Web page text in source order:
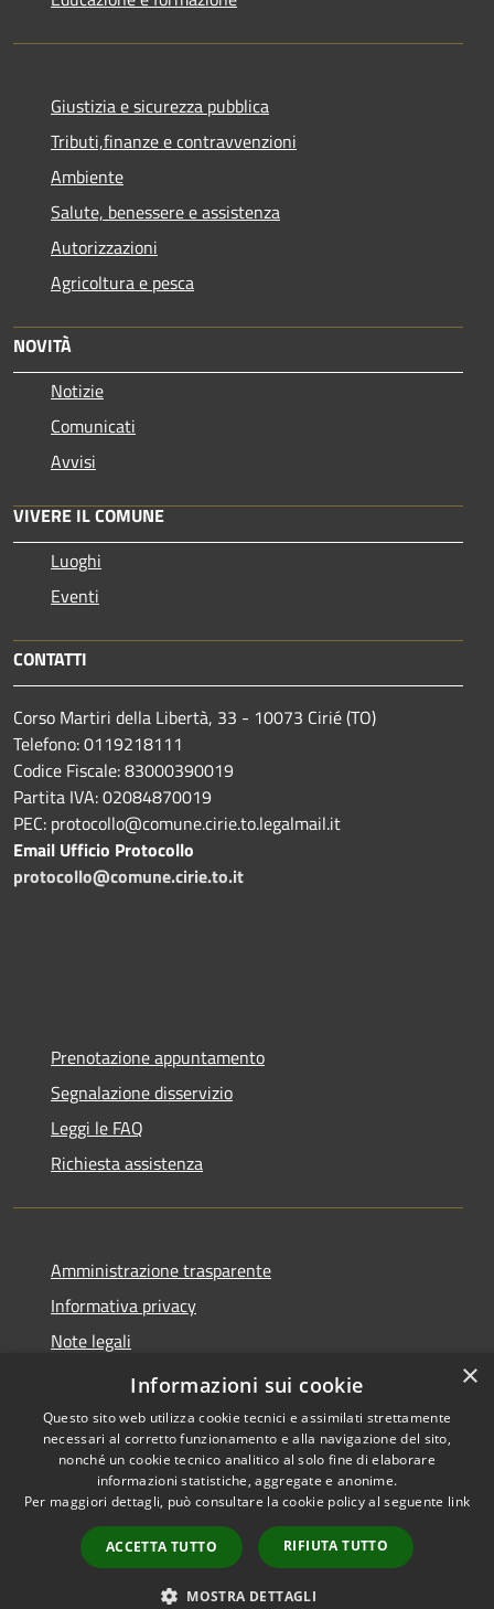
Giustizia e sicurezza pubblica
Tributi,finanze e contravvenzioni
Ambiente
Salute, benessere e assistenza
Autorizzazioni
Agricoltura e pesca
NOVITÀ
Notizie
Comunicati
Avvisi
VIVERE IL COMUNE
Luoghi
Eventi
CONTATTI
Corso Martiri della Libertà, 33 - 10073 Cirié (TO)
Telefono: 0119218111
Codice Fiscale: 83000390019
Partita IVA: 02084870019
PEC: protocollo@comune.cirie.to.legalmail.it
Email Ufficio Protocollo
protocollo@comune.cirie.to.it
Prenotazione appuntamento
Segnalazione disservizio
Leggi le FAQ
Richiesta assistenza
Amministrazione trasparente
Informativa privacy
Note legali
Dichiarazione di accessibilità
Accessibilità
Copyright © 2026 • Città di
Cirié • Powered by
Municipium•
Accesso
redazione
×
Informazioni sui cookie
Questo sito web utilizza cookie tecnici e assimilati strettamente
necessari al corretto funzionamento e alla navigazione del sito,
nonché un cookie tecnico analitico al solo fine di elaborare
informazioni statistiche, aggregate e anonime.
Per maggiori dettagli, può consultare la cookie policy al seguente link
ACCETTA TUTTO RIFIUTA TUTTO
MOSTRA DETTAGLI